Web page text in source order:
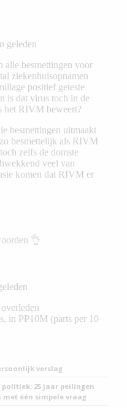
verslag
politiek: 25 jaar peilingen
één simpele vraag